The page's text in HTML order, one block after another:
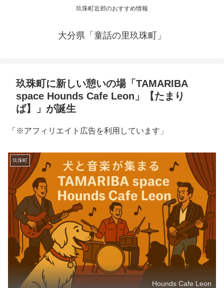
玖珠町近郊のおすすめ情報
大分県「童話の里玖珠町」
玖珠町に新しい憩いの場「TAMARIBA
space Hounds Cafe Leon」【たまり
ば】」が誕生
「※アフィリエイト広告を利用しています」
玖珠町
Hounds Cafe Leon